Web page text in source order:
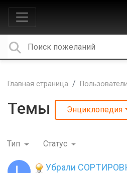
Главная страница Пользователи
Темы Энциклопедия
Тип Статус
Убрали